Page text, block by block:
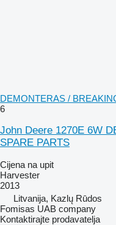
DEMONTERAS /
6
John Deere 1270E 6W
SPARE PARTS
Cijena na upit
Harvester
2013
Litvanija, Kazlų Rūdos
Fomisas UAB company
Kontaktirajte prodavatelja